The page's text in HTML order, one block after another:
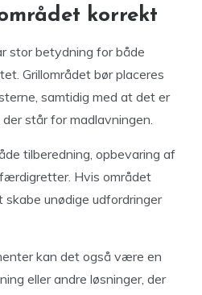
korrekt
stor betydning for både
Grillområdet bør placeres
samtidig med at det er
står for madlavningen.
tilberedning, opbevaring af
Hvis området
unødige udfordringer
kan det også være en
eller andre løsninger, der